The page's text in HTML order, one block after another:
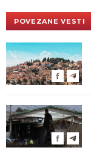
POVEZANE VESTI